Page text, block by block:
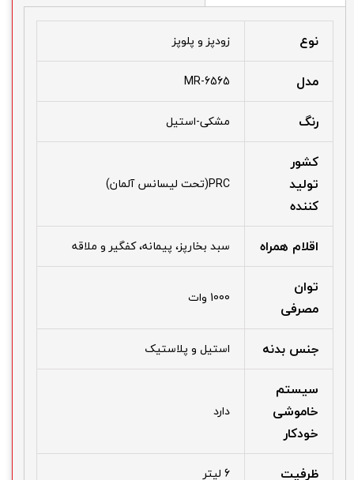
نوع زودپز و پلوپز
مدل MR-6565
رنگ مشکی-استیل
کشور
تولید
کننده
PRC(تحت لیسانس آلمان)
اقلام همراه سبد بخارپز، پیمانه، کفگیر و ملاقه
توان
مصرفی
1000 وات
جنس بدنه استیل و پلاستیک
سیستم
خاموشی
خودکار
دارد
ظرفیت 6 لیتر